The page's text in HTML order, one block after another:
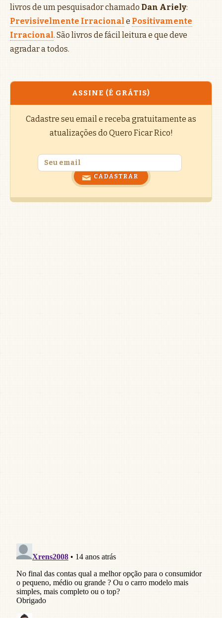
livros de um pesquisador chamado Dan Ariely:
Previsivelmente Irracional e Positivamente
Irracional. São livros de fácil leitura e que deve
agradar a todos.
ASSINE (É GRÁTIS)
Cadastre seu email e receba gratuitamente as
atualizações do Quero Ficar Rico!